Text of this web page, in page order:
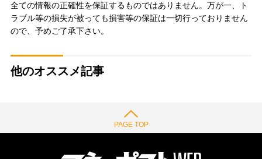
全ての情報の正確性を保証するものではありません。万が一、ト
ラブル等の損失が被っても損害等の保証は一切行っておりません
ので、予めご了承下さい。
他のオススメ記事
PAGE TOP